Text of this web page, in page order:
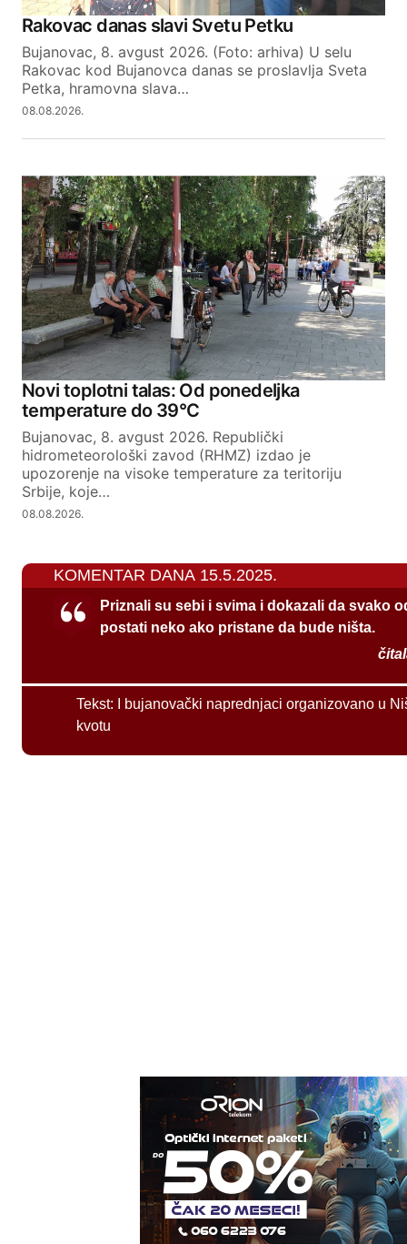
Rakovac danas slavi Svetu Petku
Bujanovac, 8. avgust 2026. (Foto: arhiva) U selu
Rakovac kod Bujanovca danas se proslavlja Sveta
Petka, hramovna slava…
08.08.2026.
Novi toplotni talas: Od ponedeljka
temperature do 39°C
Bujanovac, 8. avgust 2026. Republički
hidrometeorološki zavod (RHMZ) izdao je
upozorenje na visoke temperature za teritoriju
Srbije, koje…
08.08.2026.
KOMENTAR DANA 15.5.2025.
Priznali su sebi i svima i dokazali da svako
postati neko ako pristane da bude ništa.
Tekst:
I bujanovački naprednjaci organizovano u
kvotu